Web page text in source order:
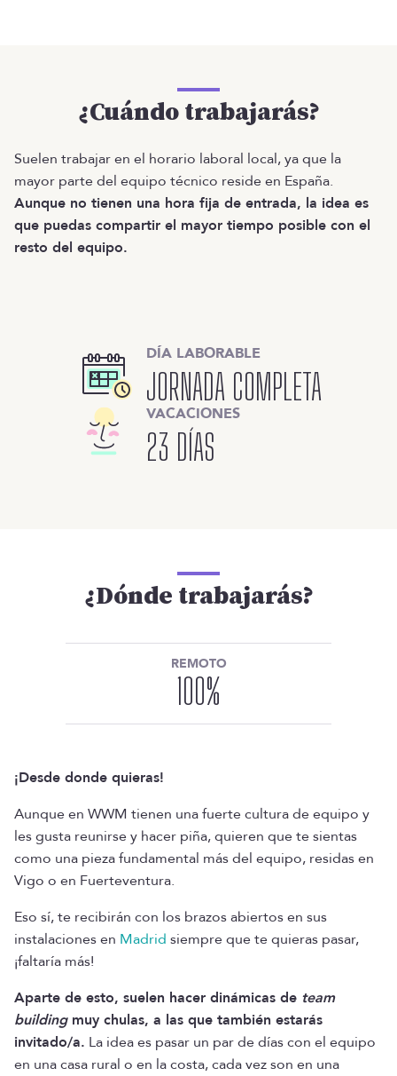
¿Cuándo trabajarás?
Suelen trabajar en el horario laboral local, ya que la
mayor parte del equipo técnico reside en España.
Aunque no tienen una hora fija de entrada, la idea es
que puedas compartir el mayor tiempo posible con el
resto del equipo.
DÍA LABORABLE
JORNADA COMPLETA
VACACIONES
23 DÍAS
¿Dónde trabajarás?
REMOTO
100%
¡Desde donde quieras!
Aunque en WWM tienen una fuerte cultura de equipo y
les gusta reunirse y hacer piña, quieren que te sientas
como una pieza fundamental más del equipo, residas en
Vigo o en Fuerteventura.
Eso sí, te recibirán con los brazos abiertos en sus
instalaciones en Madrid siempre que te quieras pasar,
¡faltaría más!
Aparte de esto, suelen hacer dinámicas de team
buildingmuy chulas, a las que también estarás
invitado/a. La idea es pasar un par de días con el equipo
en una casa rural o en la costa, cada vez son en una